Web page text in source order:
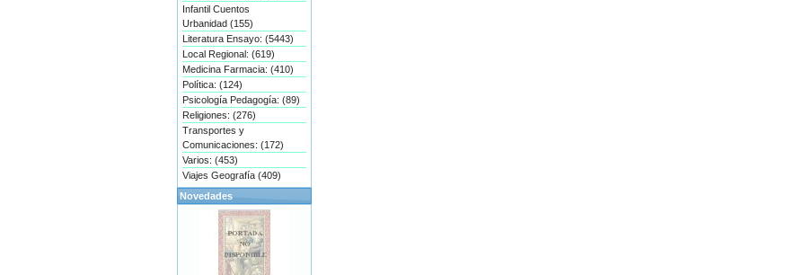
Infantil Cuentos
Urbanidad (155)
Literatura Ensayo: (5443)
Local Regional: (619)
Medicina Farmacia: (410)
Política: (124)
Psicología Pedagogía: (89)
Religiones: (276)
Transportes y
Comunicaciones: (172)
Varios: (453)
Viajes Geografía (409)
Novedades